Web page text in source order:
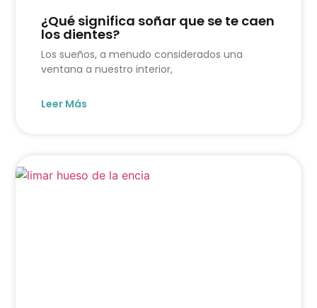
¿Qué significa soñar que se te caen
los dientes?
Los sueños, a menudo considerados una
ventana a nuestro interior,
Leer Más